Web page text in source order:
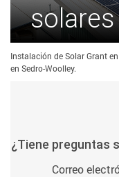
solares
Instalación de Solar Grant
en Sedro-Woolley.
¿Tiene preguntas
Correo